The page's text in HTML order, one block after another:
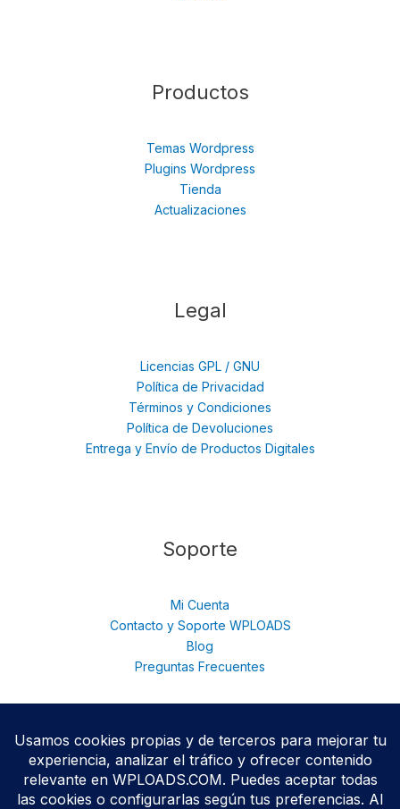
Productos
Temas Wordpress
Plugins Wordpress
Tienda
Actualizaciones
Legal
Licencias GPL / GNU
Política de Privacidad
Términos y Condiciones
Política de Devoluciones
Entrega y Envío de Productos Digitales
Soporte
Mi Cuenta
Contacto y Soporte WPLOADS
Blog
Preguntas Frecuentes